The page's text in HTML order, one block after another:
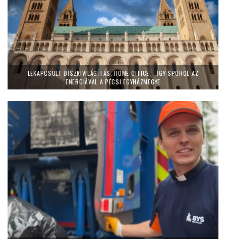
LEKAPCSOLT DÍSZKIVILÁGÍTÁS, HOME OFFICE – ÍGY SPÓROL AZ
ENERGIÁVAL A PÉCSI EGYHÁZMEGYE